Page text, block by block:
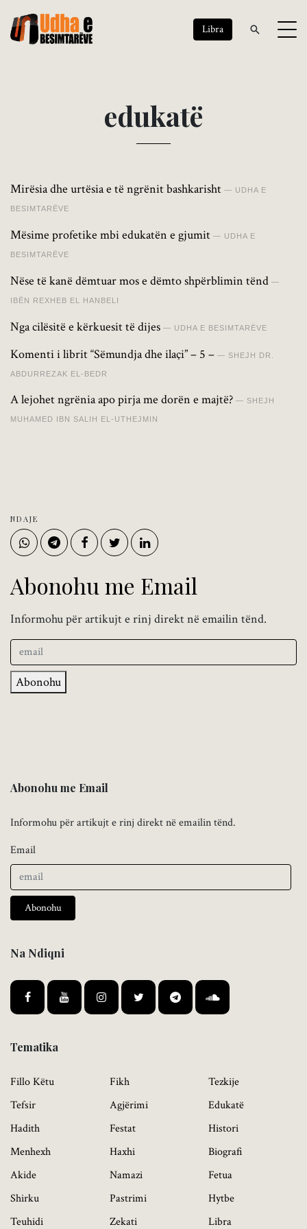
Libra
edukatë
Mirësia dhe urtësia e të ngrënit bashkarisht UDHA E
BESIMTARËVE
Mësime profetike mbi edukatën e gjumit UDHA E
BESIMTARËVE
Nëse të kanë dëmtuar mos e dëmto shpërblimin tënd
IBËN REXHEB EL HANBELI
Nga cilësitë e kërkuesit të dijes UDHA E BESIMTARËVE
Komenti i librit “Sëmundja dhe ilaçi” – 5 – SHEJH DR.
ABDURREZAK EL-BEDR
A lejohet ngrënia apo pirja me dorën e majtë? SHEJH
MUHAMED IBN SALIH EL-UTHEJMIN
NDAJE
Abonohu me Email
Informohu për artikujt e rinj direkt në emailin tënd.
Abonohu
Abonohu me Email
Informohu për artikujt e rinj direkt në emailin tënd.
Email
Abonohu
Na Ndiqni
Tematika
Fillo Këtu
Tefsir
Hadith
Menhexh
Akide
Shirku
Teuhidi
Fikh
Agjërimi
Festat
Haxhi
Namazi
Pastrimi
Zekati
Tezkije
Edukatë
Histori
Biografi
Fetua
Hytbe
Libra